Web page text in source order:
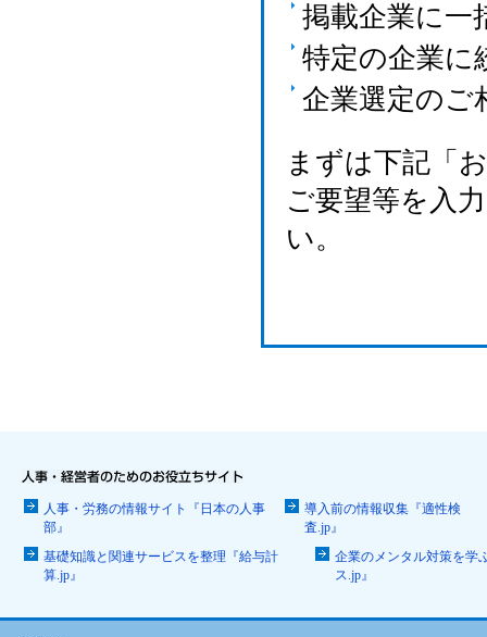
掲載企業に一
特定の企業に
企業選定のご
まずは下記「
ご要望等を入
い。
人事・労務の情報サイト『日本の人事
部』
導入前の情報収集『適性検
査.jp』
基礎知識と関連サービスを整理『給与計
算.jp』
企業のメンタル対策を学
ス.jp』